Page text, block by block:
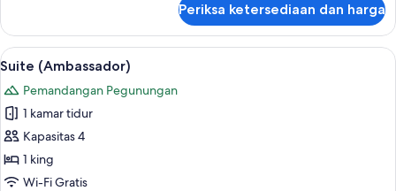
Beds
Club
Room,
2
Beds
Periksa ketersediaan dan harga
Lihat
semua
foto
untuk
Suite
(Ambassador)
Suite (Ambassador) | Area keluarga |
1
Suite (Ambassador)
Pemandangan Pegunungan
1 kamar tidur
Kapasitas 4
1 king
Wi-Fi Gratis